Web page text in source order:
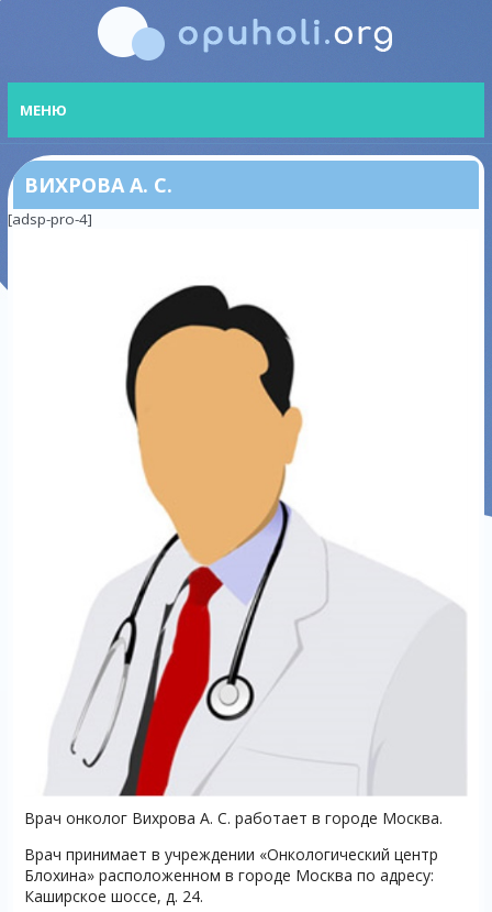
МЕНЮ
ВИХРОВА А. С.
[adsp-pro-4]
Врач онколог Вихрова А. С. работает в городе Москва.
Врач принимает в учреждении «Онкологический центр
Блохина» расположенном в городе Москва по адресу:
Каширское шоссе, д. 24.